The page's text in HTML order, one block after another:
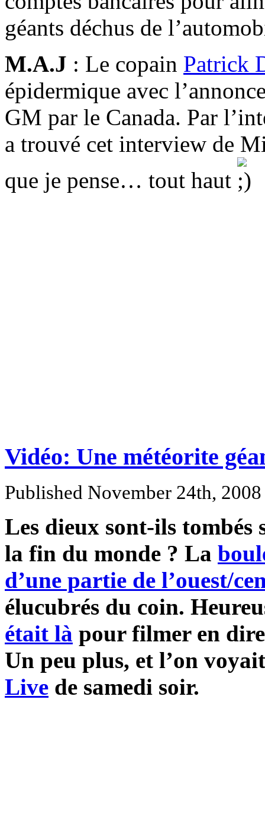
géants déchus de
M.A.J : Le copain Patrick
épidermique avec
GM par le Canada. Par
a trouvé cet interview de
que je pense… tout haut
Vidéo: Une météorite
Published November 24th,
Les dieux sont-ils tombés
la fin du monde ? La
d’une partie de l’ouest/
élucubrés du coin.
était là pour filmer en
Un peu plus, et l’on
Live de samedi soir.